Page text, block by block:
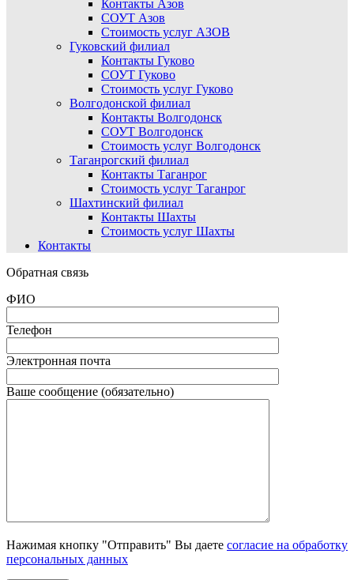
Контакты Азов
СОУТ Азов
Стоимость услуг АЗОВ
Гуковский филиал
Контакты Гуково
СОУТ Гуково
Стоимость услуг Гуково
Волгодонской филиал
Контакты Волгодонск
СОУТ Волгодонск
Стоимость услуг Волгодонск
Таганрогский филиал
Контакты Таганрог
Стоимость услуг Таганрог
Шахтинский филиал
Контакты Шахты
Стоимость услуг Шахты
Контакты
Обратная связь
ФИО
Телефон
Электронная почта
Ваше сообщение (обязательно)
Нажимая кнопку "Отправить" Вы даете согласие на обработку
персональных данных